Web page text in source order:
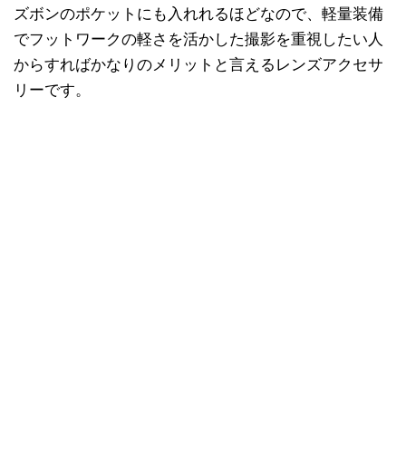
ズボンのポケットにも入れれるほどなので、軽量装備
でフットワークの軽さを活かした撮影を重視したい人
からすればかなりのメリットと言えるレンズアクセサ
リーです。